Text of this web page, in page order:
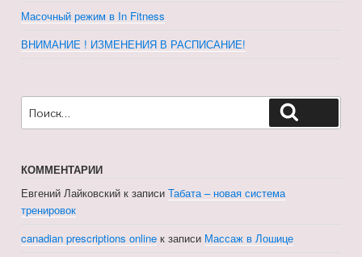
Масочный режим в In Fitness
ВНИМАНИЕ ! ИЗМЕНЕНИЯ В РАСПИСАНИЕ!
КОММЕНТАРИИ
Евгений Лайковский к записиТабата – новая система
тренировок
canadian prescriptions online к записи Массаж в Лошице